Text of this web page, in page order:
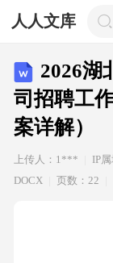
人人文库
2026湖
司招聘工
案详解）
上传人：1*** IP
DOCX
页数：22